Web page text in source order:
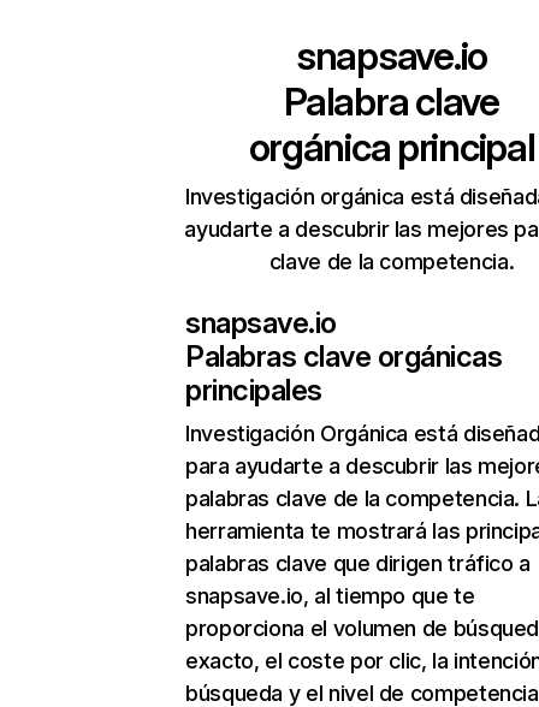
snapsave.io
Palabra clave
orgánica principal
Investigación orgánica está
ayudarte a descubrir las mejores
clave de la competencia.
snapsave.io
Palabras clave orgánicas
principales
Investigación Orgánica está
para ayudarte a descubrir las
palabras clave de la competencia.
herramienta te mostrará las
palabras clave que dirigen tráfico a
snapsave.io, al tiempo que te
proporciona el volumen de
exacto, el coste por clic, la
búsqueda y el nivel de